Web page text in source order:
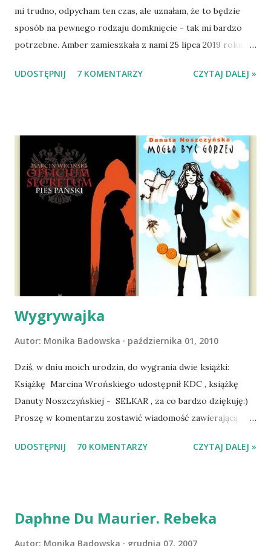
mi trudno, odpycham ten czas, ale uznałam, że to będzie
sposób na pewnego rodzaju domknięcie - tak mi bardzo
potrzebne. Amber zamieszkała z nami 25 lipca 2019 roku.
Mazowieckim, pojechaliśmy na wizytę zapoznawczą, a kilka
wspólnego życia przeczytacie TUTAJ i TUTAJ . Gdy już
nieco okrzepliśmy w codzienności z psem, a Amber - z
ludźmi i kotami, pojawił się pomysł na wspólny jesienny
wyjazd w Beskid Niski. Zanim to jednak się stało psica miała
atak padaczki, co spowodowało, że wyjazd odwołaliśmy,
wdrożyliśmy leczenie i od nowa zaczęliśmy oswajać z nami i
wspólnym życiem zdezorientowanego chorobą psa. Udało
się ustabilizować zawirowania zdrowotne i wówczas
zaczęliśmy się cieszyć sobą wzajemnie już na 100%.
Dopier...
UDOSTĘPNIJ 7 KOMENTARZY CZYTAJ DALEJ »
Wygrywajka
Autor: Monika Badowska października 01, 2010
Dziś, w dniu moich urodzin, do wygrania dwie książki:
Książkę Marcina Wrońskiego udostępnił KDC , książkę
Danuty Noszczyńskiej - SELKAR , za co bardzo dziękuję:)
Proszę w komentarzu zostawić wiadomość zawierającą
Losowanie odbędzie się w niedzielę o 8:00. Zapraszam
UDOSTĘPNIJ 70 KOMENTARZY CZYTAJ DALEJ »
Daphne Du Maurier. Rebeka
Autor: Monika Badowska grudnia 07, 2007